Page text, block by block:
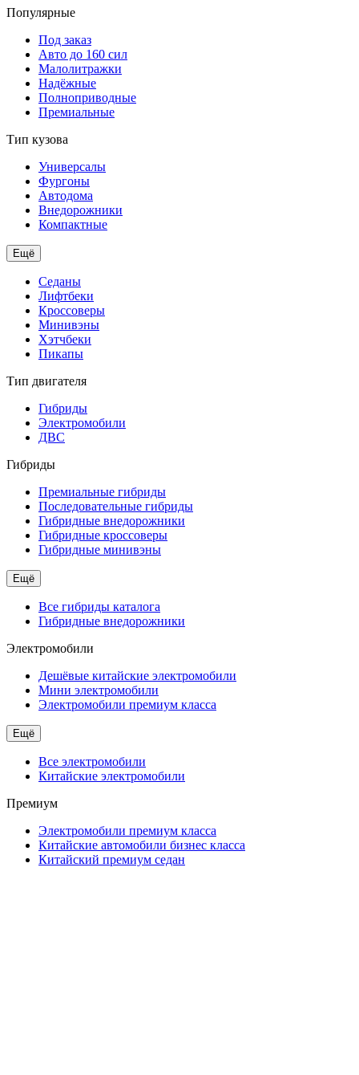
Популярные
Под заказ
Авто до 160 сил
Малолитражки
Надёжные
Полноприводные
Премиальные
Тип кузова
Универсалы
Фургоны
Автодома
Внедорожники
Компактные
Ещё
Седаны
Лифтбеки
Кроссоверы
Минивэны
Хэтчбеки
Пикапы
Тип двигателя
Гибриды
Электромобили
ДВС
Гибриды
Премиальные гибриды
Последовательные гибриды
Гибридные внедорожники
Гибридные кроссоверы
Гибридные минивэны
Ещё
Все гибриды каталога
Гибридные внедорожники
Электромобили
Дешёвые китайские электромобили
Мини электромобили
Электромобили премиум класса
Ещё
Все электромобили
Китайские электромобили
Премиум
Электромобили премиум класса
Китайские автомобили бизнес класса
Китайский премиум седан